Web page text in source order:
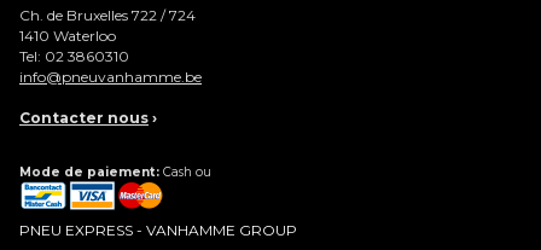
Ch. de Bruxelles 722 / 724
1410 Waterloo
Tel: 02 3860310
info@pneuvanhamme.be
Contacter nous ›
Mode de paiement: Cash ou
PNEU EXPRESS - VANHAMME GROUP